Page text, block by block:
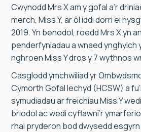
Cwynodd Mrs X am y gofal a’r
merch, Miss Y, ar ôl iddi dorri ei
2019. Yn benodol, roedd Mrs X yn
penderfyniadau a wnaed ynghylch
nghroen Miss Y dros y 7 wythnos
Casglodd ymchwiliad yr
Cymorth Gofal Iechyd (HCSW) a
symudiadau ar freichiau Miss Y
briodol ac wedi cyflawni’r
rhai pryderon bod dwysedd esgyrn